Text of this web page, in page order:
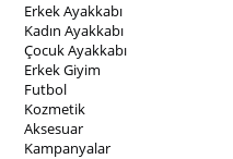
Erkek Ayakkabı
Kadın Ayakkabı
Çocuk Ayakkabı
Erkek Giyim
Futbol
Kozmetik
Aksesuar
Kampanyalar